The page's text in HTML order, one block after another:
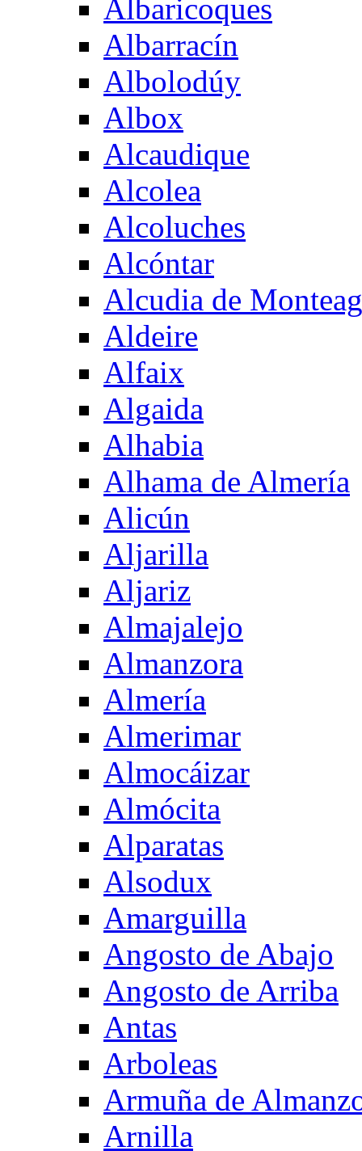
Albaricoques
Albarracín
Albolodúy
Albox
Alcaudique
Alcolea
Alcoluches
Alcóntar
Alcudia de
Aldeire
Alfaix
Algaida
Alhabia
Alhama de Almería
Alicún
Aljarilla
Aljariz
Almajalejo
Almanzora
Almería
Almerimar
Almocáizar
Almócita
Alparatas
Alsodux
Amarguilla
Angosto de Abajo
Angosto de Arriba
Antas
Arboleas
Armuña de
Arnilla